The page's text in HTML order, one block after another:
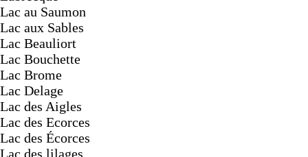
Lac au Saumon
Lac aux Sables
Lac Beauliort
Lac Bouchette
Lac Brome
Lac Delage
Lac des Aigles
Lac des Ecorces
Lac des Écorces
Lac des lilages